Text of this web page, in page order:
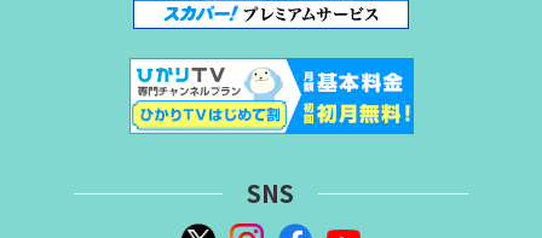
SNS